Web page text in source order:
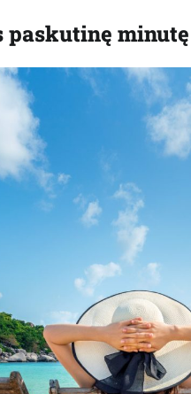
minutę